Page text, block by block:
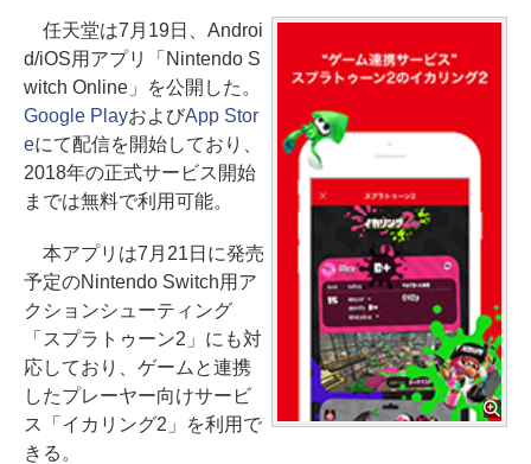
任天堂は7月19日、Androi
d/iOS用アプリ「Nintendo S
witch Online」を公開した。
Google PlayおよびApp Stor
eにて配信を開始しており、
2018年の正式サービス開始
までは無料で利用可能。
本アプリは7月21日に発売
予定のNintendo Switch用ア
クションシューティング
「スプラトゥーン2」にも対
応しており、ゲームと連携
したプレーヤー向けサービ
ス「イカリング2」を利用で
きる。